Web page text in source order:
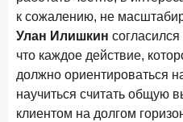
к сожалению, не
Улан Илишкин
что каждое действие,
должно ориентироваться
научиться считать общую
клиентом на долгом